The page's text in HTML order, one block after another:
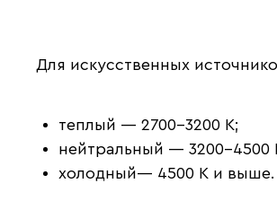
Для искусственных
теплый — 2700–3200 К;
нейтральный — 3200–4500
холодный— 4500 К и выше.